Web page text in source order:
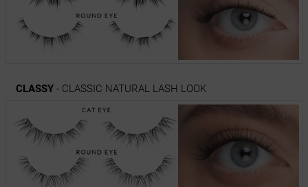
CLASSY- CLASSIC NATURAL LASH LOOK